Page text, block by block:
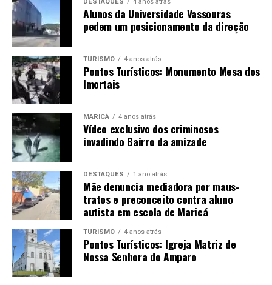
DESTAQUES 4 anos atrás
Alunos da Universidade Vassouras
pedem um posicionamento da direção
TURISMO 4 anos atrás
Pontos Turísticos: Monumento Mesa dos
Imortais
MARICÁ 4 anos atrás
Vídeo exclusivo dos criminosos
invadindo Bairro da amizade
DESTAQUES 1 ano atrás
Mãe denuncia mediadora por maus-
tratos e preconceito contra aluno
autista em escola de Maricá
TURISMO 4 anos atrás
Pontos Turísticos: Igreja Matriz de
Nossa Senhora do Amparo